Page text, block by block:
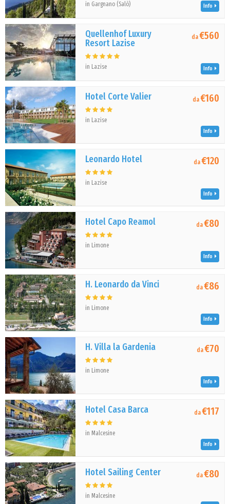
in Gargnano (Salò) Info
Quellenhof Luxury
Resort Lazise
in Lazise
da€560
Info
Hotel Corte Valier
in Lazise
da€160
Info
Leonardo Hotel
in Lazise
da€120
Info
Hotel Capo Reamol
in Limone
da€80
Info
H. Leonardo da Vinci
in Limone
da€86
Info
H. Villa la Gardenia
in Limone
da€70
Info
Hotel Casa Barca
in Malcesine
da€117
Info
Hotel Sailing Center
in Malcesine
da€80